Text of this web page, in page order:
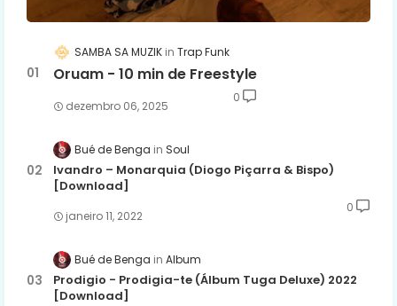
SAMBA SA MUZIK Trap Funk
Oruam - 10 min de Freestyle
dezembro 06, 2025
0
Bué de Benga Soul
Ivandro – Monarquia (Diogo Piçarra & Bispo)
[Download]
janeiro 11, 2022
0
Bué de Benga Album
Prodigio - Prodigia-te (Álbum Tuga Deluxe) 2022
[Download]